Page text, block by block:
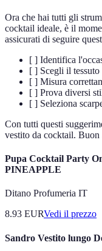
Ora che hai tutti gli
cocktail ideale, è il
assicurati di seguire
[ ] Identifica
[ ] Scegli il tessuto
[ ] Misura
[ ] Prova diversi
[ ] Seleziona
Con tutti questi
vestito da cocktail. Buon
Pupa Cocktail Party
PINEAPPLE
Ditano Profumeria IT
8.93 EURVedi il prezzo
Sandro Vestito lungo